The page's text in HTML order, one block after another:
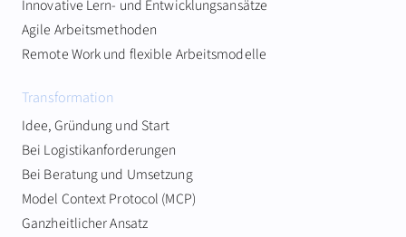
Innovative Lern- und Entwicklungsansätze
Agile Arbeitsmethoden
Remote Work und flexible Arbeitsmodelle
Transformation
Idee, Gründung und Start
Bei Logistikanforderungen
Bei Beratung und Umsetzung
Model Context Protocol (MCP)
Ganzheitlicher Ansatz